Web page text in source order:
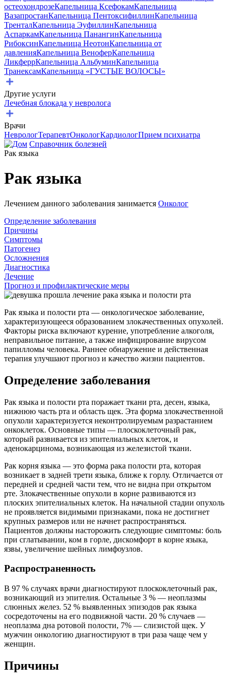
остеохондрозеКапельница КсефокамКапельница
ВазапростанКапельница ПентоксифиллинКапельница
ТренталКапельница ЭуфиллинКапельница
АспаркамКапельница ПанангинКапельница
РибоксинКапельница НеотонКапельница от
давленияКапельница ВеноферКапельница
ЛикферрКапельница АльбуминКапельница
ТранексамКапельница «ГУСТЫЕ ВОЛОСЫ»
Другие услуги
Лечебная блокада у невролога
Врачи
НеврологТерапевтОнкологКардиологПрием психиатра
Справочник болезней
Рак языка
Рак языка
Лечением данного заболевания занимается Онколог
Определение заболевания
Причины
Симптомы
Патогенез
Осложнения
Диагностика
Лечение
Прогноз и профилактические меры
Рак языка и полости рта — онкологическое заболевание,
характеризующееся образованием злокачественных опухолей.
Факторы риска включают курение, употребление алкоголя,
неправильное питание, а также инфицирование вирусом
папилломы человека. Раннее обнаружение и действенная
терапия улучшают прогноз и качество жизни пациентов.
Определение заболевания
Рак языка и полости рта поражает ткани рта, десен, языка,
нижнюю часть рта и область щек. Эта форма злокачественной
опухоли характеризуется неконтролируемым разрастанием
онкоклеток. Основные типы — плоскоклеточный рак,
который развивается из эпителиальных клеток, и
аденокарцинома, возникающая из железистой ткани.
Рак корня языка — это форма рака полости рта, которая
возникает в задней трети языка, ближе к горлу. Отличается от
передней и средней части тем, что не видна при открытом
рте. Злокачественные опухоли в корне развиваются из
плоских эпителиальных клеток. На начальной стадии опухоль
не проявляется видимыми признаками, пока не достигнет
крупных размеров или не начнет распространяться.
Пациентов должны насторожить следующие симптомы: боль
при сглатывании, ком в горле, дискомфорт в корне языка,
язвы, увеличение шейных лимфоузлов.
Распространенность
В 97 % случаях врачи диагностируют плоскоклеточный рак,
возникающий из эпителия. Остальные 3 % — неоплазмы
слюнных желез. 52 % выявленных эпизодов рак языка
сосредоточены на его подвижной части. 20 % случаев —
неоплазма дна ротовой полости, 7% — слизистой щек. У
мужчин онкологию диагностируют в три раза чаще чем у
женщин.
Причины